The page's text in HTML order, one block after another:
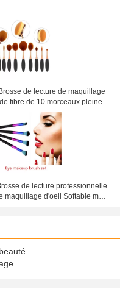
Brosse de lecture de maquillage
de fibre de 10 morceaux pleine,
brosse molle de base de brosse à
dents
de lecture professionnelle
maquillage d'oeil Softable multi